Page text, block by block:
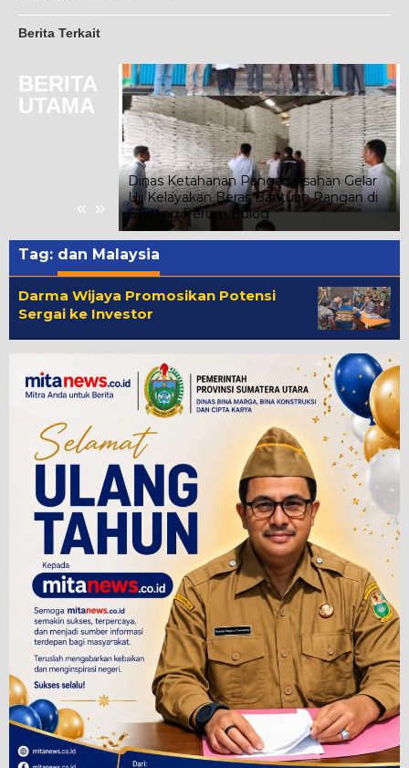
Berita Terkait
BERITA
UTAMA
« »
Dinas Ketahanan Pangan Asahan Gelar
Uji Kelayakan Beras Bantuan Pangan di
Gudang Perum Bulog
Tag: dan Malaysia
Darma Wijaya Promosikan Potensi
Sergai ke Investor